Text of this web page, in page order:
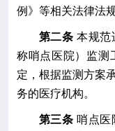
政务公开
例》等相关法律法
第二条 本规范
称哨点医院）监测
定，根据监测方案
务的医疗机构。
第三条 哨点医